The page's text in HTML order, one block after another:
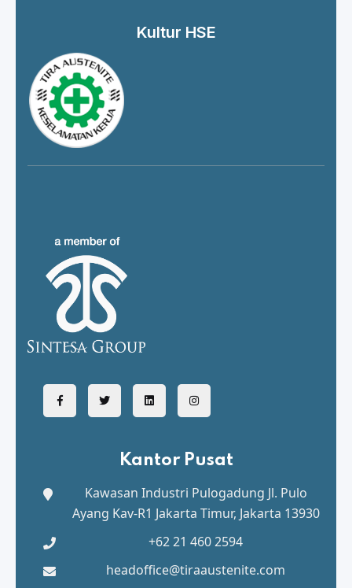
Kultur HSE
Kantor Pusat
Kawasan Industri Pulogadung Jl. Pulo
Ayang Kav-R1 Jakarta Timur, Jakarta 13930
+62 21 460 2594
headoffice@tiraaustenite.com